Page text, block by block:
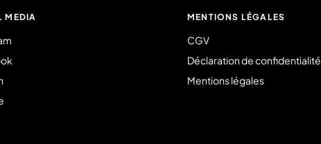
MEDIA MENTIONS LÉGALES
CGV
Déclaration de confidentialité
Mentions légales